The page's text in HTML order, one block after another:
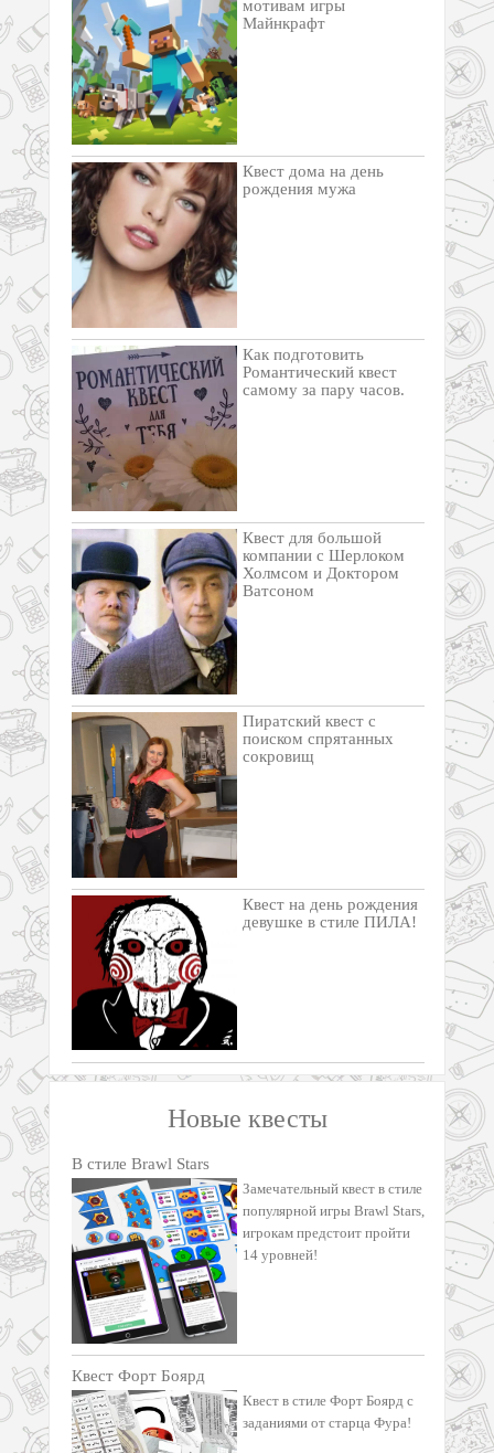
мотивам игры
Майнкрафт
Квест дома на день
рождения мужа
Как подготовить
Романтический квест
самому за пару часов.
Квест для большой
компании с Шерлоком
Холмсом и Доктором
Ватсоном
Пиратский квест с
поиском спрятанных
сокровищ
Квест на день рождения
девушке в стиле ПИЛА!
Новые квесты
В стиле Brawl Stars
Замечательный квест в стиле
популярной игры Brawl Stars,
игрокам предстоит пройти
14 уровней!
Квест Форт Боярд
Квест в стиле Форт Боярд с
заданиями от старца Фура!